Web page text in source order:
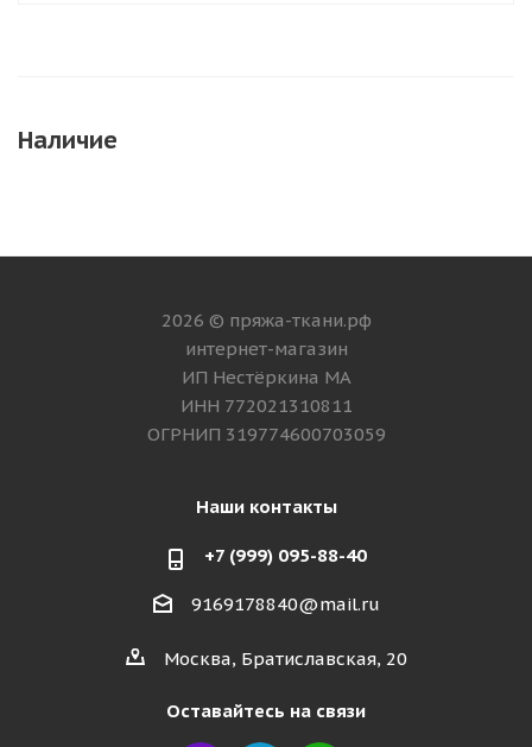
Наличие
2026 © пряжа-ткани.рф
интернет-магазин
ИП Нестёркина МА
ИНН 772021310811
ОГРНИП 319774600703059
Наши контакты
+7 (999) 095-88-40
9169178840@mail.ru
Москва, Братиславская, 20
Оставайтесь на связи